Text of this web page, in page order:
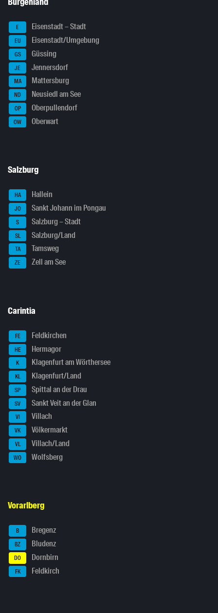
E Eisenstadt – Stadt
EU Eisenstadt/Umgebung
GS Güssing
JE Jennersdorf
MA Mattersburg
ND Neusiedl am See
OP Oberpullendorf
OW Oberwart
Salzburg
HA Hallein
JO Sankt Johann im Pongau
S Salzburg – Stadt
SL Salzburg/Land
TA Tamsweg
ZE Zell am See
Carintia
FE Feldkirchen
HE Hermagor
K Klagenfurt am Wörthersee
KL Klagenfurt/Land
SP Spittal an der Drau
SV Sankt Veit an der Glan
VI Villach
VK Völkermarkt
VL Villach/Land
WO Wolfsberg
Vorarlberg
B Bregenz
BZ Bludenz
DO Dornbirn
FK Feldkirch